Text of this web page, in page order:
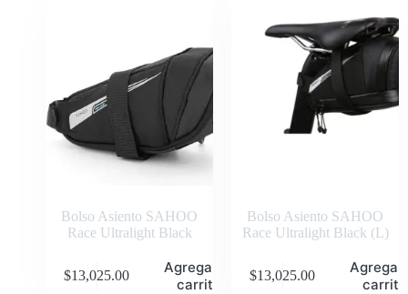
Bolso Asiento SAHOO
Race Ultralight Black
$13,025.00
Agregar al
carrito
Bolso Asiento SAHOO
Race Ultralight Black (L)
$13,025.00
Agregar
carrito